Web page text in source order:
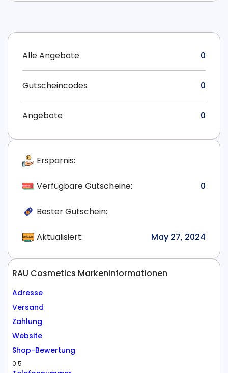
Alle Angebote 0
Gutscheincodes 0
Angebote 0
Ersparnis:
Verfügbare Gutscheine: 0
Bester Gutschein:
Aktualisiert: May 27, 2024
RAU Cosmetics Markeninformationen
Adresse
Versand
Zahlung
Website
Shop-Bewertung
0.5